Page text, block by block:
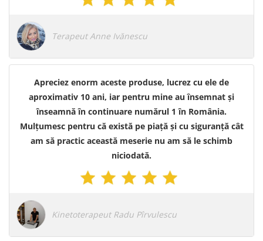
Terapeut Anne Ivănescu
Apreciez enorm aceste produse, lucrez cu ele de
aproximativ 10 ani, iar pentru mine au însemnat și
înseamnă în continuare numărul 1 în România.
Mulțumesc pentru că există pe piață și cu siguranță cât
am să practic această meserie nu am să le schimb
niciodată.
Kinetoterapeut Radu Pîrvulescu